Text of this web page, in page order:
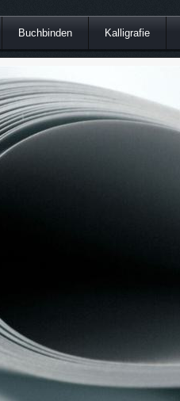
Buchbinden Kalligrafie